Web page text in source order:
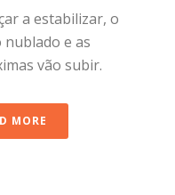
a estabilizar, o
nublado e as
vão subir.
MORE